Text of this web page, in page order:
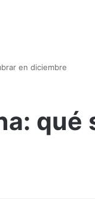
en diciembre
qué